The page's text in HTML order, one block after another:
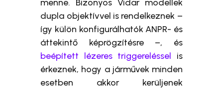
menne. Bizonyos Vidar modellek
dupla objektívvel is rendelkeznek –
így külön konfigurálhatók ANPR- és
áttekintő képrögzítésre –, és
beépített lézeres triggereléssel is
érkeznek, hogy a járművek minden
esetben akkor kerüljenek